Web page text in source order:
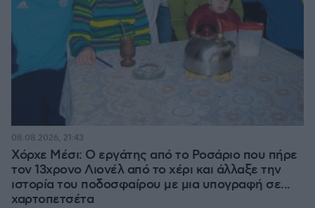
Χόρχε Μέσι: Ο εργάτης από το Ροσάριο που πήρε
τον 13χρονο Λιονέλ από το χέρι και άλλαξε την
ιστορία του ποδοσφαίρου με μια υπογραφή σε...
χαρτοπετσέτα
08.08.2026, 21:43